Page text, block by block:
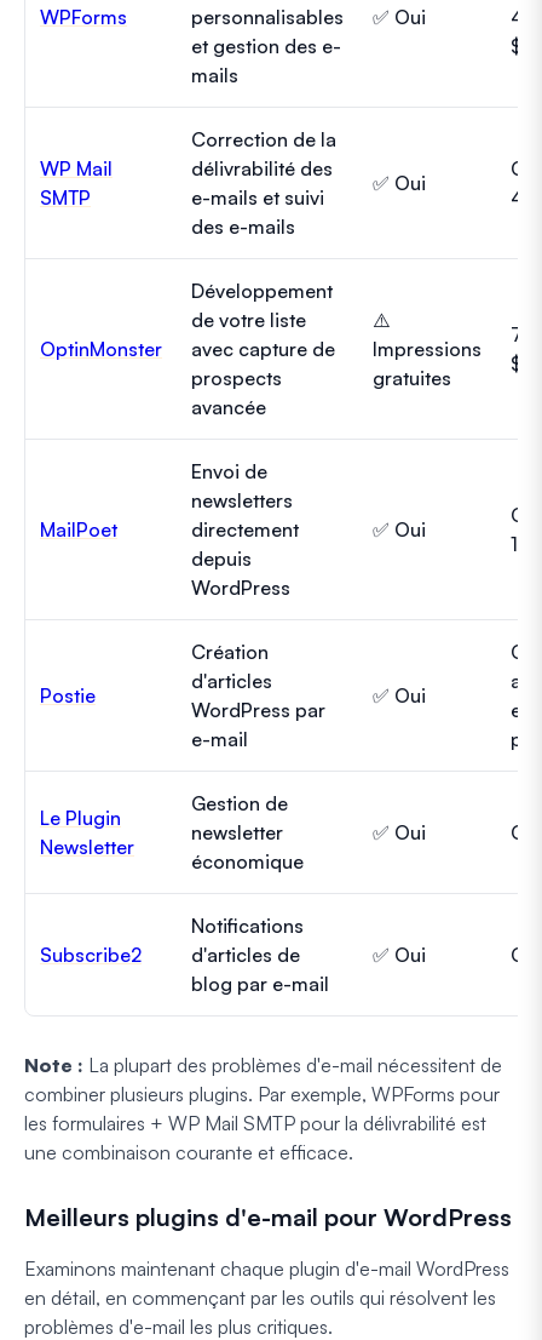
WPForms
personnalisables
et gestion des e-
mails
✅ Oui
$/
WP Mail
SMTP
Correction de la
délivrabilité des
e-mails et suivi
des e-mails
✅ Oui
49
OptinMonster
Développement
de votre liste
avec capture de
prospects
avancée
⚠️
Impressions
gratuites
7
$/
MailPoet
Envoi de
newsletters
directement
depuis
WordPress
✅ Oui
10
Postie
Création
d'articles
WordPress par
e-mail
✅ Oui
Le Plugin
Newsletter
Gestion de
newsletter
économique
✅ Oui
Subscribe2
Notifications
d'articles de
blog par e-mail
✅ Oui
Note : La plupart des problèmes d'e-mail nécessitent de
combiner plusieurs plugins. Par exemple, WPForms pour
les formulaires + WP Mail SMTP pour la délivrabilité est
une combinaison courante et efficace.
Meilleurs plugins d'e-mail pour WordPress
Examinons maintenant chaque plugin d'e-mail WordPress
en détail, en commençant par les outils qui résolvent les
problèmes d'e-mail les plus critiques.